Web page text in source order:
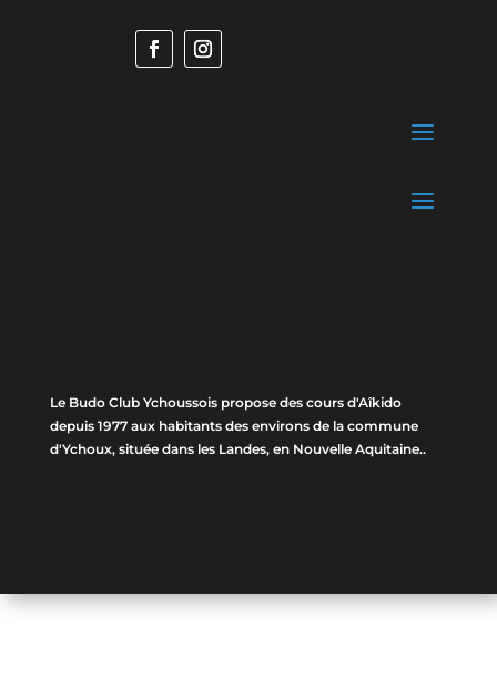
Le Budo Club Ychoussois propose des cours d'Aîkido
depuis 1977 aux habitants des environs de la commune
d'Ychoux, située dans les Landes, en Nouvelle Aquitaine..